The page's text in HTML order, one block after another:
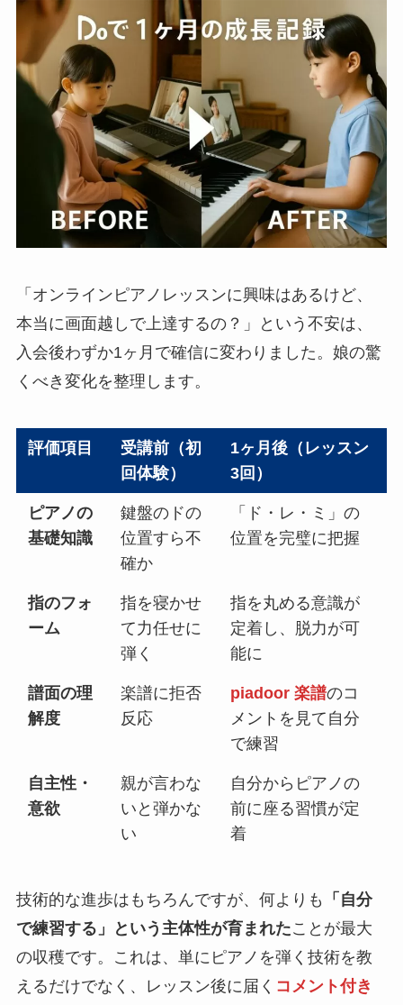
「オンラインピアノレッスンに興味はあるけど、
本当に画面越しで上達するの？」という不安は、
入会後わずか1ヶ月で確信に変わりました。娘の驚
くべき変化を整理します。
評価項目
受講前（初
回体験）
1ヶ月後（レッスン
3回）
ピアノの
基礎知識
鍵盤のドの
位置すら不
確か
「ド・レ・ミ」の
位置を完璧に把握
指のフォ
ーム
指を寝かせ
て力任せに
弾く
指を丸める意識が
定着し、脱力が可
能に
譜面の理
解度
楽譜に拒否
反応
piadoor 楽譜のコ
メントを見て自分
で練習
自主性・
意欲
親が言わな
いと弾かな
い
自分からピアノの
前に座る習慣が定
着
技術的な進歩はもちろんですが、何よりも
「自分
で練習する」という主体性が育まれたことが最大
の収穫です。これは、単にピアノを弾く技術を教
えるだけでなく、レッスン後に届く コメント付き